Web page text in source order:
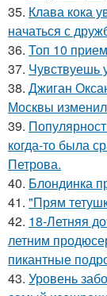
35. Клава кока
начаться с
36. Топ 10
37. Чувствуешь
38. Джиган
Москвы
39.
когда-то была
Петрова.
40. Блондинка
41. "Прям
42. 18-Летняя
летним
пикантные
43. Уровень